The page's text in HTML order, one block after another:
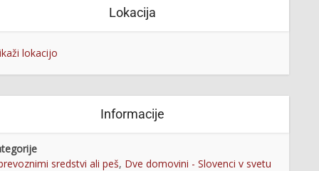
Lokacija
lokacijo
Informacije
sredstvi ali peš, Dve domovini - Slovenci v svetu